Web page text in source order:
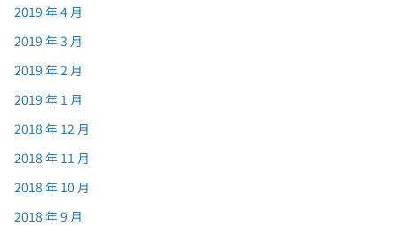
2019 年 4 月
2019 年 3 月
2019 年 2 月
2019 年 1 月
2018 年 12 月
2018 年 11 月
2018 年 10 月
2018 年 9 月